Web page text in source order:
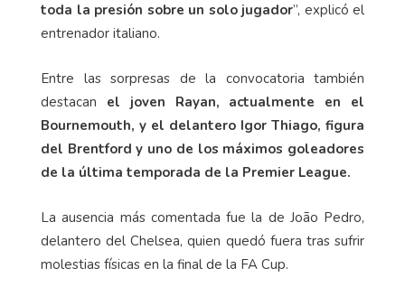
toda la presión sobre un solo jugador”, explicó el
entrenador italiano.
Entre las sorpresas de la convocatoria también
destacan el joven Rayan, actualmente en el
Bournemouth, y el delantero Igor Thiago, figura
del Brentford y uno de los máximos goleadores
de la última temporada de la Premier League.
La ausencia más comentada fue la de João Pedro,
delantero del Chelsea, quien quedó fuera tras sufrir
molestias físicas en la final de la FA Cup.